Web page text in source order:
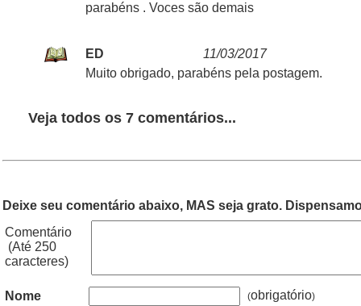
parabéns . Voces são demais
ED
11/03/2017
Muito obrigado, parabéns pela postagem.
Veja todos os 7 comentários...
Deixe seu comentário abaixo, MAS seja grato.
Comentário
(Até 250
caracteres)
Nome (obrigatório